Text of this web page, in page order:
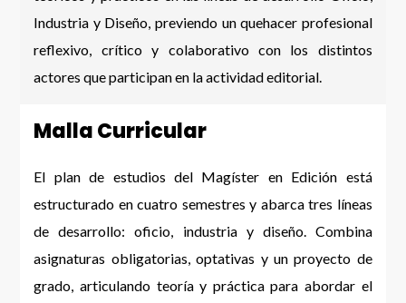
Industria y Diseño, previendo un quehacer profesional
reflexivo, crítico y colaborativo con los distintos
actores que participan en la actividad editorial.
Malla Curricular
El plan de estudios del Magíster en Edición está
estructurado en cuatro semestres y abarca tres líneas
de desarrollo: oficio, industria y diseño. Combina
asignaturas obligatorias, optativas y un proyecto de
grado, articulando teoría y práctica para abordar el